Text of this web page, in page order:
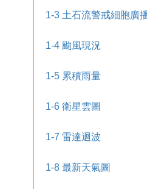
1-3 土石流警戒細胞廣
1-4 颱風現況
1-5 累積雨量
1-6 衛星雲圖
1-7 雷達迴波
1-8 最新天氣圖